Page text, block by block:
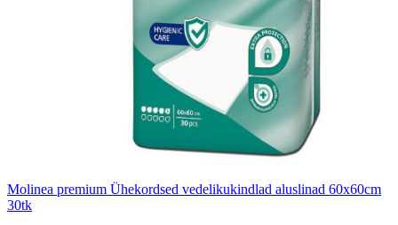
Molinea premium Ühekordsed vedelikukindlad aluslinad 60x60cm
30tk